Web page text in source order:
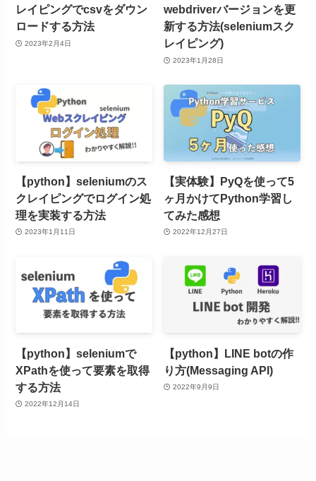
レイピングでcsvをダウン
ロードする方法
2023年2月4日
webdriverバージョンを更
新する方法(seleniumスク
レイピング)
2023年1月28日
【python】seleniumのス
クレイピングでログイン処
理を実装する方法
2023年1月11日
【実体験】PyQを使って5
ヶ月かけてPython学習し
てみた感想
2022年12月27日
【python】seleniumで
XPathを使って要素を取得
する方法
2022年12月14日
【python】LINE botの作
り方(Messaging API)
2022年9月9日